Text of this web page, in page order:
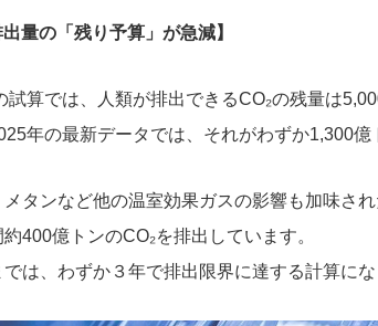
出量の「残り予算」が急減】
試算では、人類が排出できるCO₂の残量は
年の最新データでは、それがわずか1,300億
メタンなど他の温室効果ガスの影響も加味さ
400億トンのCO₂を排出しています。
では、わずか３年で排出限界に達する計算にな